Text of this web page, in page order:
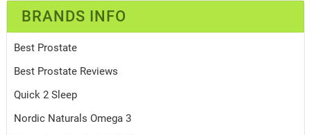
BRANDS INFO
Best Prostate
Best Prostate Reviews
Quick 2 Sleep
Nordic Naturals Omega 3